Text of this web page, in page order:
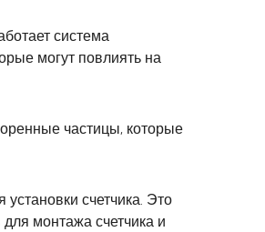
система
могут повлиять на
частицы, которые
счетчика. Это
монтажа счетчика и